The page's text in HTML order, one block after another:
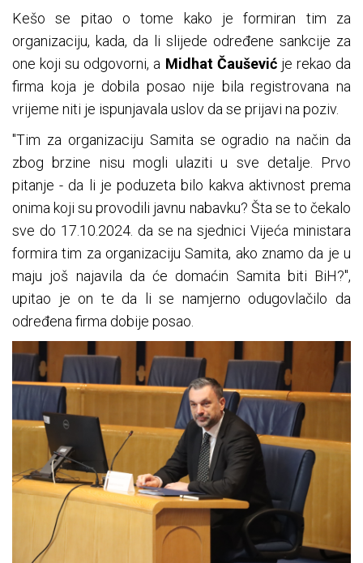
Kešo se pitao o tome kako je formiran tim za
organizaciju, kada, da li slijede određene sankcije za
one koji su odgovorni, a Midhat Čauševićje rekao da
firma koja je dobila posao nije bila registrovana na
vrijeme niti je ispunjavala uslov da se prijavi na poziv.
"Tim za organizaciju Samita se ogradio na način da
zbog brzine nisu mogli ulaziti u sve detalje. Prvo
pitanje - da li je poduzeta bilo kakva aktivnost prema
onima koji su provodili javnu nabavku? Šta se to čekalo
sve do 17.10.2024. da se na sjednici Vijeća ministara
formira tim za organizaciju Samita, ako znamo da je u
maju još najavila da će domaćin Samita biti BiH?",
upitao je on te da li se namjerno odugovlačilo da
određena firma dobije posao.